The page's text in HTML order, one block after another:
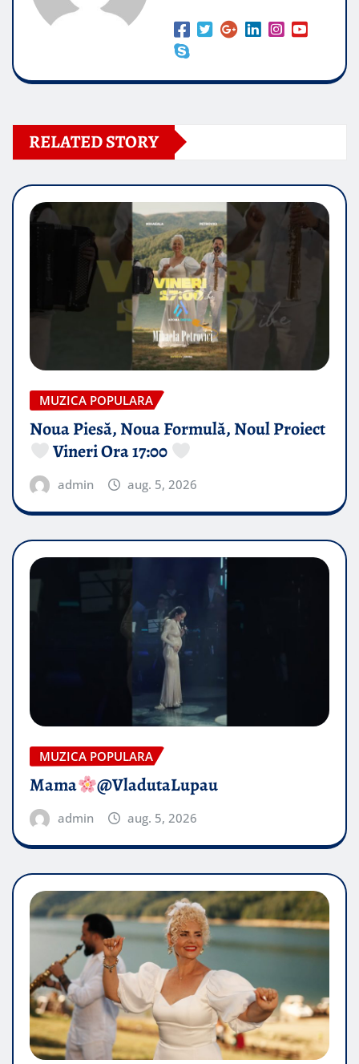
RELATED STORY
MUZICA POPULARA
Noua Piesă, Noua Formulă, Noul Proiect
Vineri Ora 17:00
admin aug. 5, 2026
MUZICA POPULARA
Mama @VladutaLupau
admin aug. 5, 2026